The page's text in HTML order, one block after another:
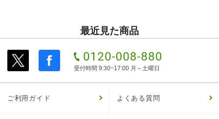
最近見た商品
受付時間 9:30~17:00 月～土曜日
ご利用ガイド よくある質問